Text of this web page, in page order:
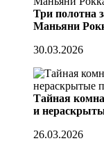
Три полотна
Маньяни
30.03.2026
Тайная
и
26.03.2026